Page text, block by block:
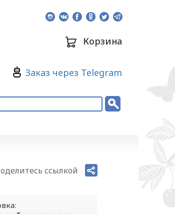
Корзина
Зaкaз через Telegram
ссылкой